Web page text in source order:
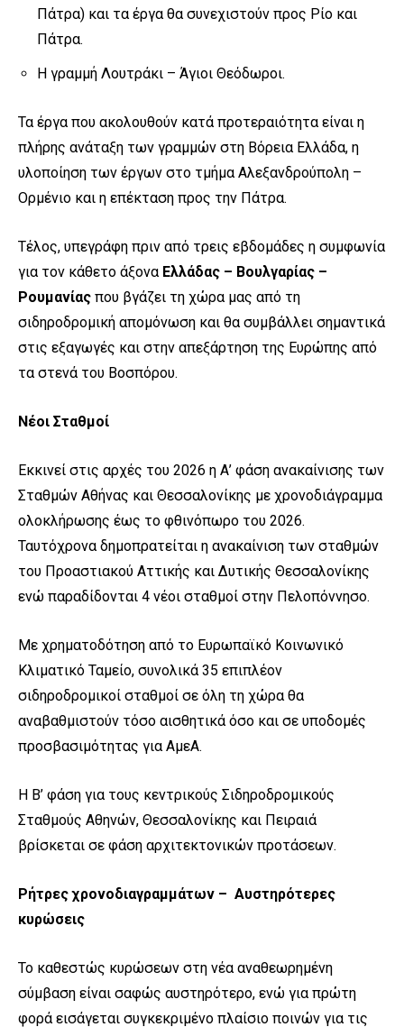
Πάτρα) και τα έργα θα συνεχιστούν προς Ρίο και
Πάτρα.
Η γραμμή Λουτράκι – Άγιοι Θεόδωροι.
Τα έργα που ακολουθούν κατά προτεραιότητα είναι η
πλήρης ανάταξη των γραμμών στη Βόρεια Ελλάδα, η
υλοποίηση των έργων στο τμήμα Αλεξανδρούπολη –
Ορμένιο και η επέκταση προς την Πάτρα.
Τέλος, υπεγράφη πριν από τρεις εβδομάδες η συμφωνία
για τον κάθετο άξονα Ελλάδας – Βουλγαρίας –
Ρουμανίας που βγάζει τη χώρα μας από τη
σιδηροδρομική απομόνωση και θα συμβάλλει σημαντικά
στις εξαγωγές και στην απεξάρτηση της Ευρώπης από
τα στενά του Βοσπόρου.
Νέοι Σταθμοί
Εκκινεί στις αρχές του 2026 η Α’ φάση ανακαίνισης των
Σταθμών Αθήνας και Θεσσαλονίκης με χρονοδιάγραμμα
ολοκλήρωσης έως το φθινόπωρο του 2026.
Ταυτόχρονα δημοπρατείται η ανακαίνιση των σταθμών
του Προαστιακού Αττικής και Δυτικής Θεσσαλονίκης
ενώ παραδίδονται 4 νέοι σταθμοί στην Πελοπόννησο.
Με χρηματοδότηση από το Ευρωπαϊκό Κοινωνικό
Κλιματικό Ταμείο, συνολικά 35 επιπλέον
σιδηροδρομικοί σταθμοί σε όλη τη χώρα θα
αναβαθμιστούν τόσο αισθητικά όσο και σε υποδομές
προσβασιμότητας για ΑμεΑ.
Η Β’ φάση για τους κεντρικούς Σιδηροδρομικούς
Σταθμούς Αθηνών, Θεσσαλονίκης και Πειραιά
βρίσκεται σε φάση αρχιτεκτονικών προτάσεων.
Ρήτρες χρονοδιαγραμμάτων – Αυστηρότερες
κυρώσεις
Το καθεστώς κυρώσεων στη νέα αναθεωρημένη
σύμβαση είναι σαφώς αυστηρότερο, ενώ για πρώτη
φορά εισάγεται συγκεκριμένο πλαίσιο ποινών για τις